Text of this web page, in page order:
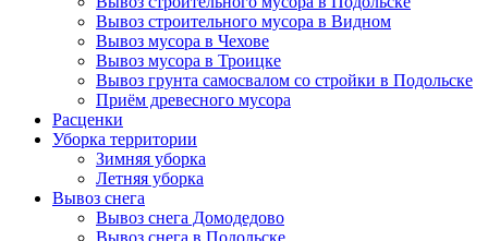
Вывоз строительного мусора в Видном
Вывоз мусора в Чехове
Вывоз мусора в Троицке
Вывоз грунта самосвалом со стройки в Подольске
Приём древесного мусора
Расценки
Уборка территории
Зимняя уборка
Летняя уборка
Вывоз снега
Вывоз снега Домодедово
Вывоз снега в Подольске